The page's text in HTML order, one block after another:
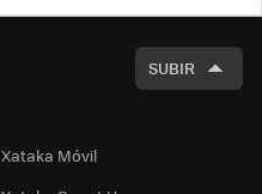
SUBIR
Xataka Móvil